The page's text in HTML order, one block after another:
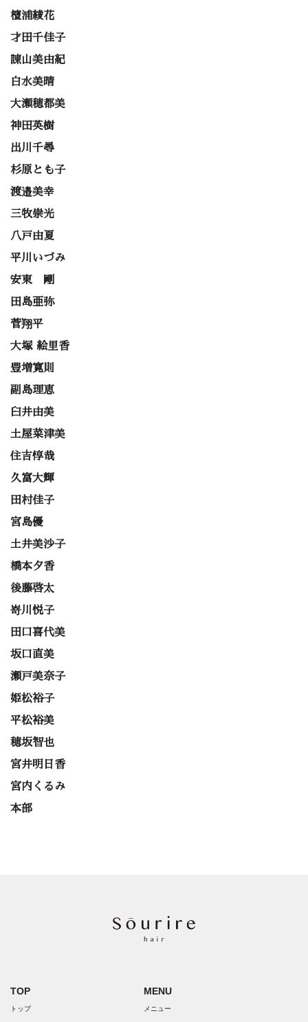
檀浦綾花
才田千佳子
諌山美由紀
白水美晴
大瀬穂都美
神田英樹
出川千尋
杉原とも子
渡邉美幸
三牧崇光
八戸由夏
平川いづみ
安東 剛
田島亜弥
菅翔平
大塚 絵里香
豊増寛則
副島理恵
臼井由美
土屋菜津美
住吉惇哉
久富大輝
田村佳子
宮島優
土井美沙子
橋本夕香
後藤啓太
嵜川悦子
田口喜代美
坂口直美
瀬戸美奈子
姫松裕子
平松裕美
穂坂智也
宮井明日香
宮内くるみ
本部
TOP
トップ
MENU
メニュー